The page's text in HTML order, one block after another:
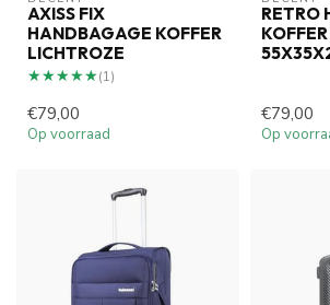
AXISS FIX
HANDBAGAGE KOFFER
LICHTROZE
★★★★★
★★★★★(1)
€79,00
Op voorraad
RETRO
€79,00
Op